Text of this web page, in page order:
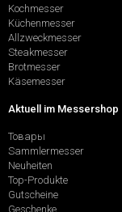
Kochmesser
Küchenmesser
Allzweckmesser
Steakmesser
Brotmesser
Käsemesser
Aktuell im Messershop
Товары
Sammlermesser
Neuheiten
Top-Produkte
Gutscheine
Geschenke